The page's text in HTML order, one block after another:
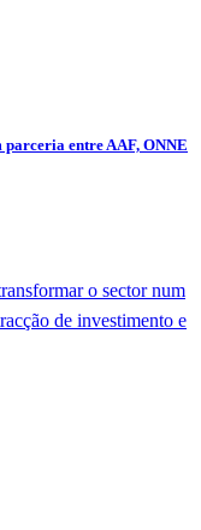
entre AAF, ONNE
o sector num
de investimento e